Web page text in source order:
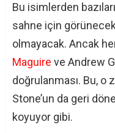
Bu isimlerden
sahne için
olmayacak. Ancak
Maguire ve Andrew
doğrulanması. Bu, o
Stone’un da geri
koyuyor gibi.